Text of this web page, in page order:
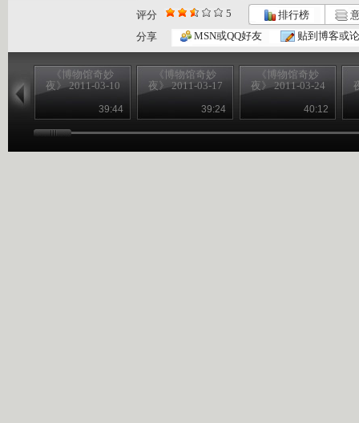
评分 5 排行榜
分享
MSN或QQ好友 贴到博客或
《博物馆奇妙
夜》 2011-03-10
39:44
《博物馆奇妙
夜》 2011-03-17
39:24
《博物馆奇妙
夜》 2011-03-24
40:12